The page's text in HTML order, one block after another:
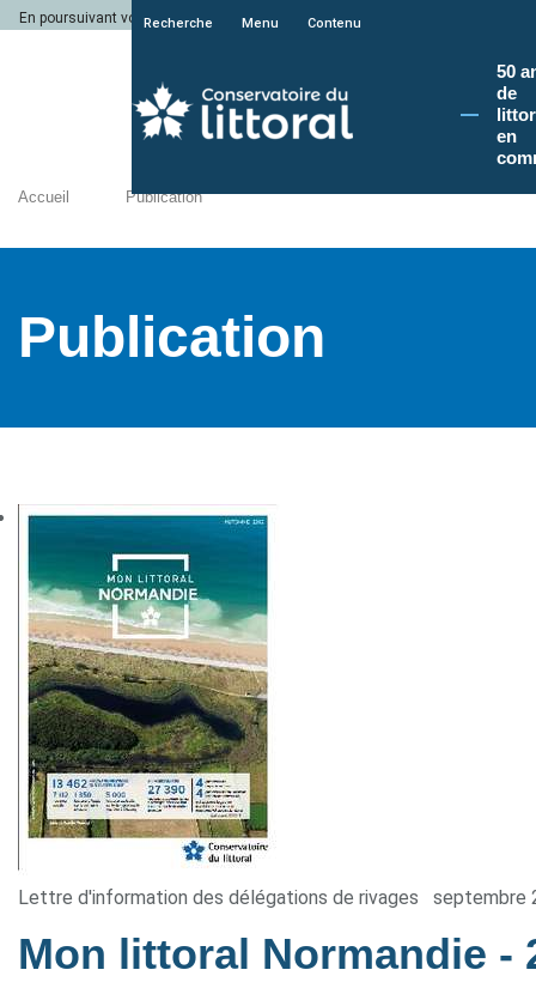
En poursuivant votre navigation sur le site du Conservatoire du littoral, vous
Recherche Menu Contenu
50
de
en
Accueil Publication
Publication
Lettre d'information des délégations de rivages septembre
Mon littoral Normandie -